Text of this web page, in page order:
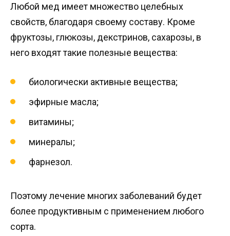
Любой мед имеет множество целебных
свойств, благодаря своему составу. Кроме
фруктозы, глюкозы, декстринов, сахарозы, в
него входят такие полезные вещества:
биологически активные вещества;
эфирные масла;
витамины;
минералы;
фарнезол.
Поэтому лечение многих заболеваний будет
более продуктивным с применением любого
сорта.